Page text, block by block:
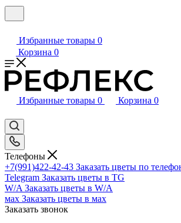
Избранные товары 0
Корзина 0
Избранные товары 0 Корзина 0
Телефоны
+7(991)422-42-43 Заказать цветы по
Telegram Заказать цветы в TG
W/A Заказать цветы в W/A
мах Заказать цветы в мах
Заказать звонок